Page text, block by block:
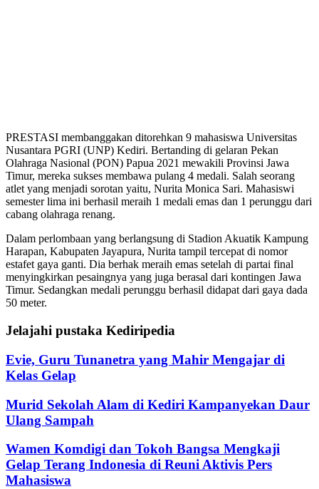
PRESTASI membanggakan ditorehkan 9 mahasiswa Universitas
Nusantara PGRI (UNP) Kediri. Bertanding di gelaran Pekan
Olahraga Nasional (PON) Papua 2021 mewakili Provinsi Jawa
Timur, mereka sukses membawa pulang 4 medali. Salah seorang
atlet yang menjadi sorotan yaitu, Nurita Monica Sari. Mahasiswi
semester lima ini berhasil meraih 1 medali emas dan 1 perunggu dari
cabang olahraga renang.
Dalam perlombaan yang berlangsung di Stadion Akuatik Kampung
Harapan, Kabupaten Jayapura, Nurita tampil tercepat di nomor
estafet gaya ganti. Dia berhak meraih emas setelah di partai final
menyingkirkan pesaingnya yang juga berasal dari kontingen Jawa
Timur. Sedangkan medali perunggu berhasil didapat dari gaya dada
50 meter.
Jelajahi pustaka Kediripedia
Evie, Guru Tunanetra yang Mahir Mengajar di
Kelas Gelap
Murid Sekolah Alam di Kediri Kampanyekan Daur
Ulang Sampah
Wamen Komdigi dan Tokoh Bangsa Mengkaji
Gelap Terang Indonesia di Reuni Aktivis Pers
Mahasiswa